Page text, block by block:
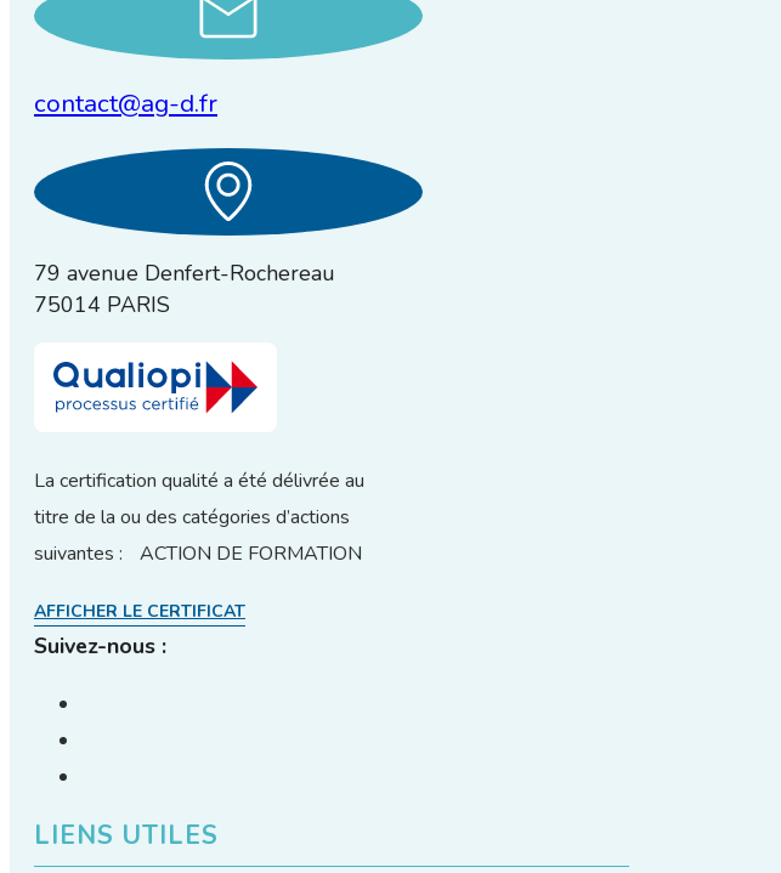
contact@ag-d.fr
79 avenue Denfert-Rochereau
75014 PARIS
La certification qualité a été délivrée au
titre de la ou des catégories d’actions
suivantes : ACTION DE FORMATION
AFFICHER LE CERTIFICAT
Suivez-nous :
LIENS UTILES